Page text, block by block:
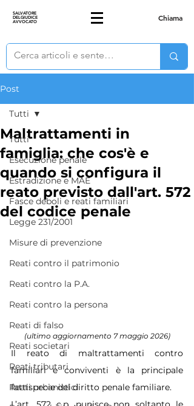
SALVATORE
DELGIUDICE
AVVOCATO Chiama
Post
Tutti
Esecuzione penale
Estradizione e MAE
Fasce deboli e reati familiari
Legge 231/2001
Misure di prevenzione
Reati contro il patrimonio
Reati contro la P.A.
Reati contro la persona
Reati di falso
Reati societari
Reati tributari
Reati urbanistici
Tutti
Maltrattamenti in
famiglia: che cos'è e
quando si configura il
reato previsto dall'art. 572
del codice penale
(ultimo aggiornamento 7 maggio 2026)
Il reato di maltrattamenti contro
familiari e conviventi è la principale
fattispecie del diritto penale familiare.